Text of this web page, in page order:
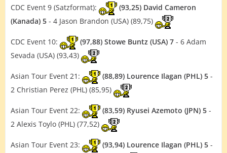
CDC Event 9 (Satzformat):
(93,25) David Cameron
(Kanada) 5 - 4 Jason Brandon (USA) (89,75)
CDC Event 10: (97,88) Stowe Buntz (USA) 7 - 6 Adam
Sevada (USA) (93,43)
Asian Tour Event 21: (88,89) Lourence Ilagan (PHL) 5 -
2 Christian Perez (PHL) (85,95)
Asian Tour Event 22: (83,59) Ryusei Azemoto (JPN) 5 -
2 Alexis Toylo (PHL) (77,52)
Asian Tour Event 23: (93,94) Lourence Ilagan (PHL) 5 -